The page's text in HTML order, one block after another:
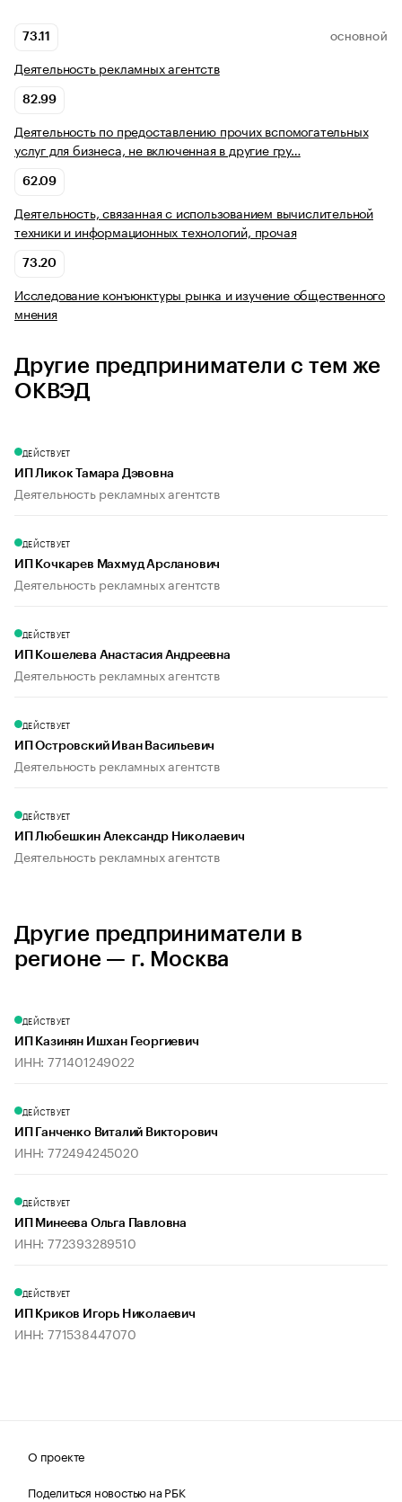
73.11 ОСНОВНОЙ
Деятельность рекламных агентств
82.99
Деятельность по предоставлению прочих вспомогательных
услуг для бизнеса, не включенная в другие гру…
62.09
Деятельность, связанная с использованием вычислительной
техники и информационных технологий, прочая
73.20
Исследование конъюнктуры рынка и изучение общественного
мнения
Другие предприниматели с тем же
ОКВЭД
ДЕЙСТВУЕТ
ИП Ликок Тамара Дэвовна
Деятельность рекламных агентств
ДЕЙСТВУЕТ
ИП Кочкарев Махмуд Арсланович
Деятельность рекламных агентств
ДЕЙСТВУЕТ
ИП Кошелева Анастасия Андреевна
Деятельность рекламных агентств
ДЕЙСТВУЕТ
ИП Островский Иван Васильевич
Деятельность рекламных агентств
ДЕЙСТВУЕТ
ИП Любешкин Александр Николаевич
Деятельность рекламных агентств
Другие предприниматели в
регионе — г. Москва
ДЕЙСТВУЕТ
ИП Казинян Ишхан Георгиевич
ИНН: 771401249022
ДЕЙСТВУЕТ
ИП Ганченко Виталий Викторович
ИНН: 772494245020
ДЕЙСТВУЕТ
ИП Минеева Ольга Павловна
ИНН: 772393289510
ДЕЙСТВУЕТ
ИП Криков Игорь Николаевич
ИНН: 771538447070
О проекте
Поделиться новостью на РБК